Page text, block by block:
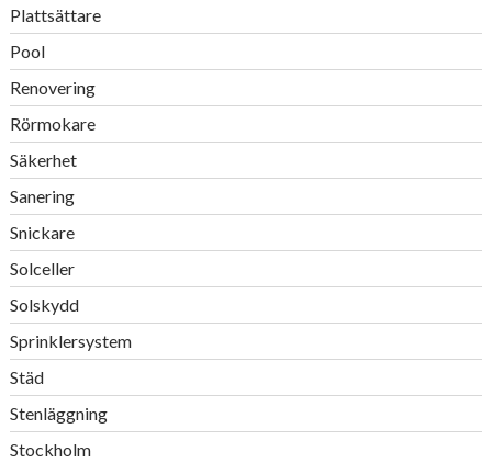
Plattsättare
Pool
Renovering
Rörmokare
Säkerhet
Sanering
Snickare
Solceller
Solskydd
Sprinklersystem
Städ
Stenläggning
Stockholm